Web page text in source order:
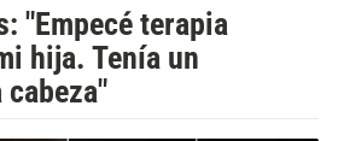
"Empecé terapia
hija. Tenía un